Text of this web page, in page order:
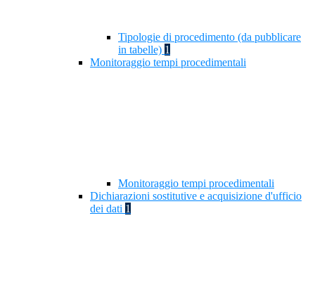
Tipologie di procedimento (da pubblicare
in tabelle) 1
Monitoraggio tempi procedimentali
Monitoraggio tempi procedimentali
Dichiarazioni sostitutive e acquisizione d'ufficio
dei dati 1